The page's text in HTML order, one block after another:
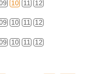
10 11 12
10 11 12
10 11 12